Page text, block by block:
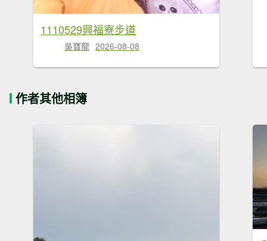
1110529興福寮步道
吳寶龍 2026-08-08
作者其他相簿